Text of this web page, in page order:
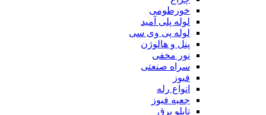
خورطومی
لوله پلی آمید
لوله پی وی سی
پنل و هالوژن
نور مخفی
سراه صنعتی
فیوز
انواع رله
جعبه فیوز
تابلو برق